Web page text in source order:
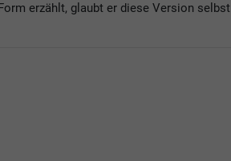
erzählt, glaubt er diese Version selbst